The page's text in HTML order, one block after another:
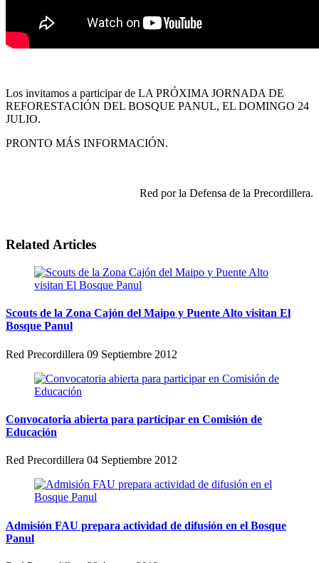
Los invitamos a participar de LA PRÓXIMA JORNADA DE
REFORESTACIÓN DEL BOSQUE PANUL, EL DOMINGO 24
JULIO.
PRONTO MÁS INFORMACIÓN.
Red por la Defensa de la Precordillera.
Related Articles
Scouts de la Zona Cajón del Maipo y Puente Alto visitan El
Bosque Panul
Red Precordillera 09 Septiembre 2012
Convocatoria abierta para participar en Comisión de
Educación
Red Precordillera 04 Septiembre 2012
Admisión FAU prepara actividad de difusión en el Bosque
Panul